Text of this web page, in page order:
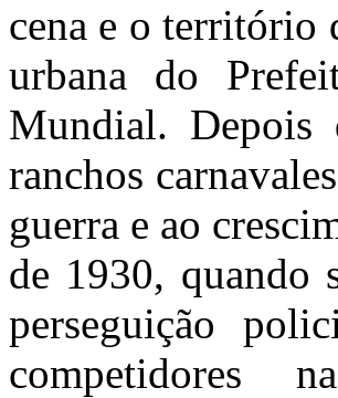
cena e o território
urbana do
Mundial. Depois
ranchos
guerra e ao
de 1930, quando
perseguição
competidores